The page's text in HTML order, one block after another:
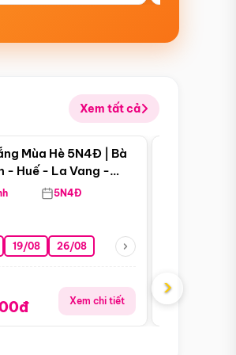
Xem tất cả
09/09 12/09
Điểm nổi bật
Mùa Hè 5N4Đ | Bà
- Huế - La Vang -
Đường 5N4Đ
19/08 26/08
Xem chi tiết
Giá từ:
›